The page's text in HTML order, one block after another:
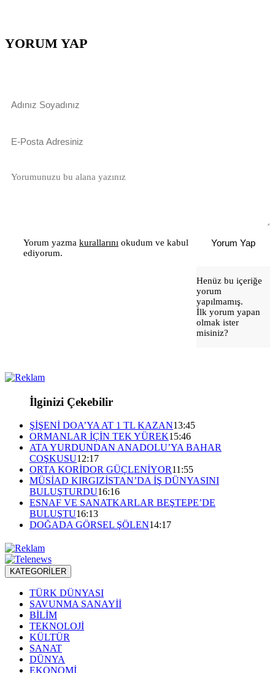
YORUM YAP
Yorum yazma kurallarını okudum ve kabul
ediyorum.
Yorum Yap
Henüz bu içeriğe
yorum
yapılmamış.
İlk yorum yapan
olmak ister
misiniz?
İlginizi Çekebilir
ŞİŞENİ DOA’YA AT 1 TL KAZAN13:45
ORMANLAR İÇİN TEK YÜREK15:46
ATA YURDUNDAN ANADOLU’YA BAHAR
COŞKUSU12:17
ORTA KORİDOR GÜÇLENİYOR11:55
MÜSİAD KIRGIZİSTAN’DA İŞ DÜNYASINI
BULUŞTURDU16:16
ESNAF VE SANATKARLAR BEŞTEPE’DE
BULUŞTU16:13
DOĞADA GÖRSEL ŞÖLEN14:17
KATEGORİLER
TÜRK DÜNYASI
SAVUNMA SANAYİİ
BİLİM
TEKNOLOJİ
KÜLTÜR
SANAT
DÜNYA
EKONOMİ